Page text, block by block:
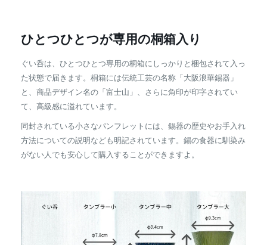
ひとつひとつが専用の桐箱入り
ぐい呑は、ひとつひとつ専用の桐箱にしっかりと梱包されて入っ
た状態で届きます。桐箱には伝統工芸の名称「大阪浪華錫器」
と、商品デザイン名の「富士山」、さらに角印が印字されてい
て、高級感に溢れています。
同封されている小さなパンフレットには、錫器の歴史やお手入れ
方法についての説明なども明記されています。錫の食器に馴染み
がない人でも安心して購入することができますよ。